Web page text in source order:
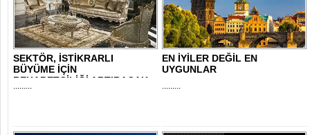
SEKTÖR, İSTİKRARLI
BÜYÜME İÇİN
REKABETÇİLİĞİ ARTIRACAK
DESTE..
.........
EN İYİLER DEĞİL EN
UYGUNLAR
.........